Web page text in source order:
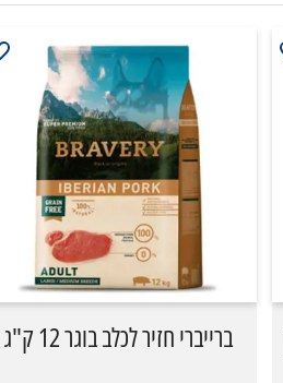
ברייברי חזיר לכלב בוגר 12 ק"ג